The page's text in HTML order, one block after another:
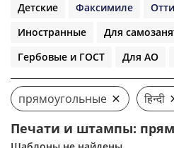
Детские
Факсимиле
Иностранные
Для
Гербовые и ГОСТ
Для АО
прямоугольные हिन्दी
Печати и штампы: